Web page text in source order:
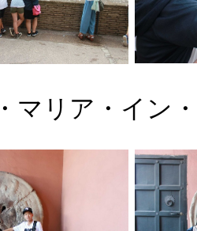
マリア・イン